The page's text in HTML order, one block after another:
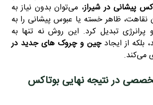
پیشانی در شیراز، می‌توان بدون نیاز به
ظاهر خسته یا عبوس پیشانی را به
تبدیل کرد. این روش نه‌ تنها به
بلکه از ایجادچین و چروک‌ های جدید در
می‌کند.
در نتیجه نهایی بوتاکس